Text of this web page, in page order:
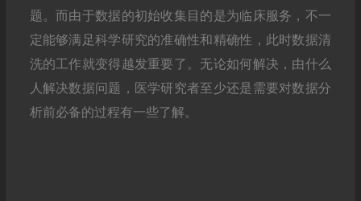
题。而由于数据的初始收集目的是为临床服务，不一
定能够满足科学研究的准确性和精确性，此时数据清
洗的工作就变得越发重要了。无论如何解决，由什么
人解决数据问题，医学研究者至少还是需要对数据分
析前必备的过程有一些了解。